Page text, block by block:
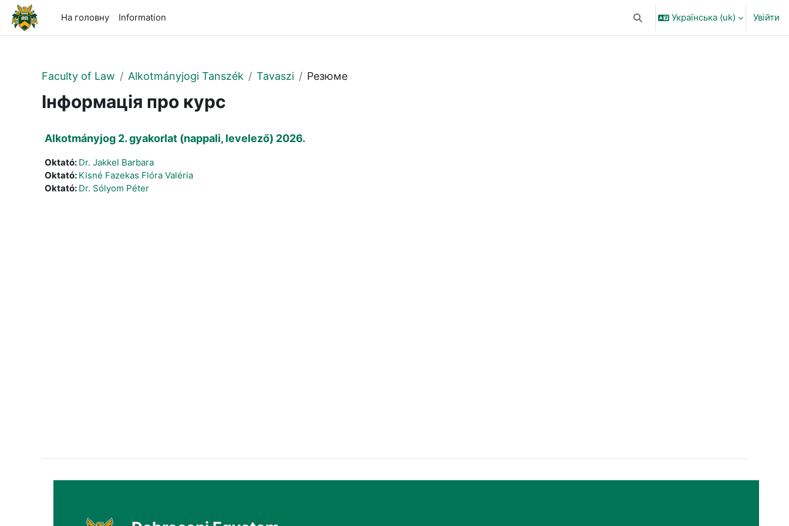
Перейти до головного вмісту
На головну
Information Переключити введення пошуку
Українська ‎(uk)‎ Увійти
Faculty of Law Alkotmányjogi Tanszék Tavaszi Резюме
Інформація про курс
Alkotmányjog 2. gyakorlat (nappali, levelező) 2026.
Oktató: Dr. Jakkel Barbara
Oktató: Kisné Fazekas Flóra Valéria
Oktató: Dr. Sólyom Péter